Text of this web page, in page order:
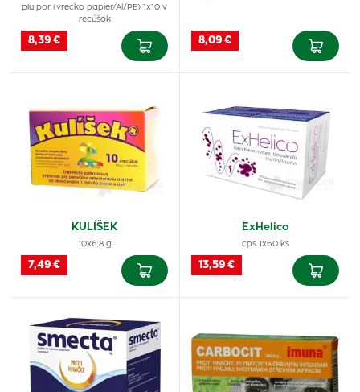
plu por (vrecko papier/Al/PE) 1x10 v
recúšok
8,39 € 8,09 €
KULÍŠEK
10x6,8 g
7,49 €
ExHelico
cps 1x60 ks
13,59 €